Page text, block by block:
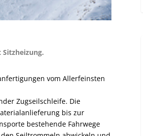
Sitzheizung.
vom Allerfeinsten
Zugseilschleife. Die
bis zur
bestehende Fahrwege